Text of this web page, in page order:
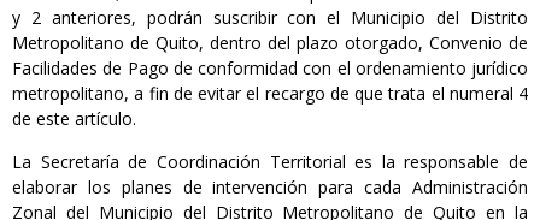
y 2 anteriores, podrán suscribir con el Municipio del Distrito
Metropolitano de Quito, dentro del plazo otorgado, Convenio de
Facilidades de Pago de conformidad con el ordenamiento jurídico
metropolitano, a fin de evitar el recargo de que trata el numeral 4
de este artículo.
La Secretaría de Coordinación Territorial es la responsable de
elaborar los planes de intervención para cada Administración
Zonal del Municipio del Distrito Metropolitano de Quito en la